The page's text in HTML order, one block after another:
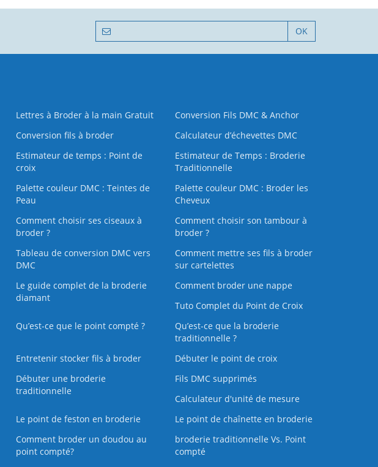
OK
Lettres à Broder à la main Gratuit
Conversion Fils DMC & Anchor
Conversion fils à broder
Calculateur d’échevettes DMC
Estimateur de temps : Point de
croix
Estimateur de Temps : Broderie
Traditionnelle
Palette couleur DMC : Teintes de
Peau
Palette couleur DMC : Broder les
Cheveux
Comment choisir ses ciseaux à
broder ?
Comment choisir son tambour à
broder ?
Tableau de conversion DMC vers
DMC
Comment mettre ses fils à broder
sur cartelettes
Le guide complet de la broderie
diamant
Comment broder une nappe
Tuto Complet du Point de Croix
Qu’est-ce que le point compté ?
Qu’est-ce que la broderie
traditionnelle ?
Entretenir stocker fils à broder
Débuter le point de croix
Débuter une broderie
traditionnelle
Fils DMC supprimés
Calculateur d'unité de mesure
Le point de feston en broderie
Le point de chaînette en broderie
Comment broder un doudou au
point compté?
broderie traditionnelle Vs. Point
compté